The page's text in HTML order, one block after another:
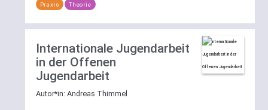
Praxis Theorie
Internationale Jugendarbeit
in der Offenen
Jugendarbeit
Autor*in: Andreas Thimmel